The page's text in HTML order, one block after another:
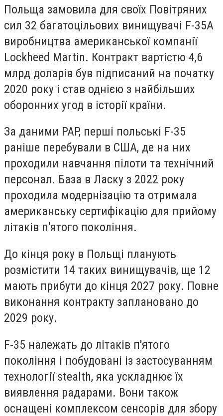
Польща замовила для своїх Повітряних
сил 32 багатоцільових винищувачі F-35A
виробництва американської компанії
Lockheed Martin. Контракт вартістю 4,6
млрд доларів був підписаний на початку
2020 року і став однією з найбільших
оборонних угод в історії країни.
За даними PAP, перші польські F-35
раніше перебували в США, де на них
проходили навчання пілоти та технічний
персонал. База в Ласку з 2022 року
проходила модернізацію та отримала
американську сертифікацію для прийому
літаків п'ятого покоління.
До кінця року в Польщі планують
розмістити 14 таких винищувачів, ще 12
мають прибути до кінця 2027 року. Повне
виконання контракту заплановано до
2029 року.
F-35 належать до літаків п'ятого
покоління і побудовані із застосуванням
технології stealth, яка ускладнює їх
виявлення радарами. Вони також
оснащені комплексом сенсорів для збору